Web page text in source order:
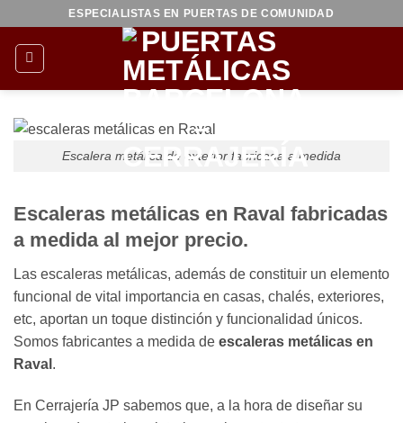
contenido
ESPECIALISTAS EN PUERTAS DE COMUNIDAD
Escalera metálica de exterior fabricada a medida
Escaleras metálicas en Raval fabricadas
a medida al mejor precio.
Las escaleras metálicas, además de constituir un elemento
funcional de vital importancia en casas, chalés, exteriores,
etc, aportan un toque distinción y funcionalidad únicos.
Somos fabricantes a medida de escaleras metálicas en
Raval .
En Cerrajería JP sabemos que, a la hora de diseñar su